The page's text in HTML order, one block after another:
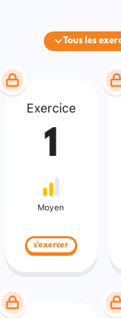
Tous les
Exercice
1
Moyen
s'exercer